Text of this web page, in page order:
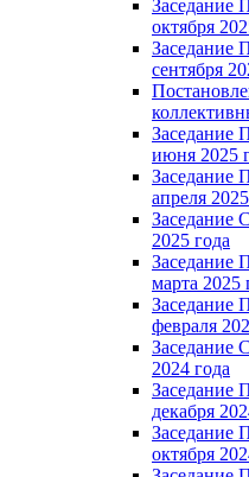
октября
сентября
июня 2025
апреля
Заседание
2025 года
марта 2025
февраля
Заседание
2024 года
декабря
октября